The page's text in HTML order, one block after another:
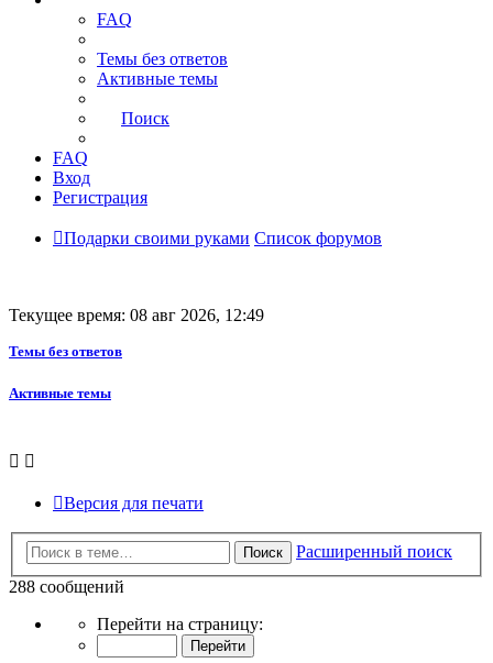
FAQ
Темы без ответов
Активные темы
Поиск
FAQ
Вход
Регистрация
Подарки своими руками Список форумов
Текущее время: 08 авг 2026, 12:49
Темы без ответов
Активные темы
Версия для печати
Поиск
Расширенный поиск
288 сообщений
СтраницаПерейти на страницу: